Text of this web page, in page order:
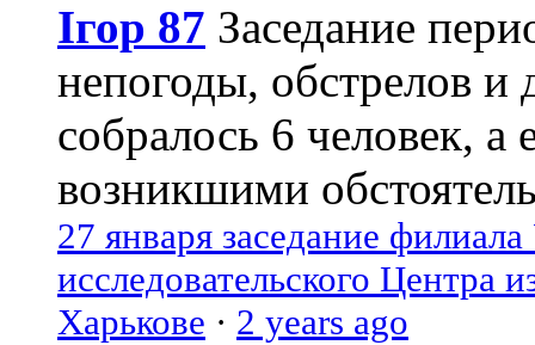
Ігор 87 Заседание
непогоды, обстрелов и
собралось 6 человек, а
возникшими
27 января заседание
исследовательского Центра
Харькове · 2 years ago